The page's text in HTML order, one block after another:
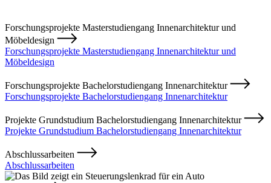
Forschungsprojekte Masterstudiengang Innenarchitektur und
Möbeldesign
Forschungsprojekte Masterstudiengang Innenarchitektur und
Möbeldesign
Forschungsprojekte Bachelorstudiengang Innenarchitektur
Forschungsprojekte Bachelorstudiengang Innenarchitektur
Projekte Grundstudium Bachelorstudiengang Innenarchitektur
Projekte Grundstudium Bachelorstudiengang Innenarchitektur
Abschlussarbeiten
Abschlussarbeiten